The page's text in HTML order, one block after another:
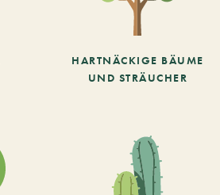
HARTNÄCKIGE BÄUME
UND STRÄUCHER